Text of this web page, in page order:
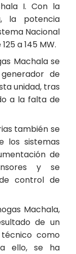
I. Con la
la potencia
Nacional
a 145 MW.
Machala se
de
unidad, tras
a la falta de
también se
los sistemas
de
y se
control de
Machala,
de un
como
a ello, se ha